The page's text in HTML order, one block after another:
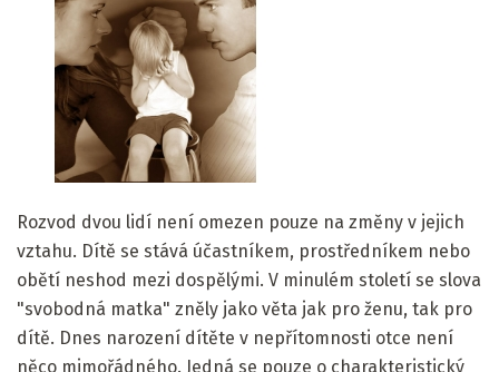
Rozvod dvou lidí není omezen pouze na změny v jejich
vztahu. Dítě se stává účastníkem, prostředníkem nebo
obětí neshod mezi dospělými. V minulém století se slova
"svobodná matka" zněly jako věta jak pro ženu, tak pro
dítě. Dnes narození dítěte v nepřítomnosti otce není
něco mimořádného. Jedná se pouze o charakteristický